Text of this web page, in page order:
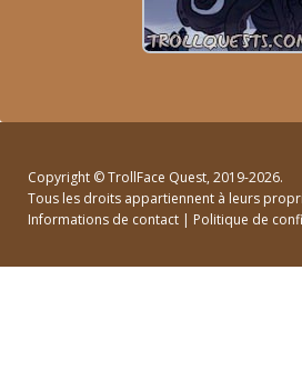
Copyright ©TrollFace Quest, 2019-2026.
Tous les droits appartiennent à leurs
Informations de contact | Politique de